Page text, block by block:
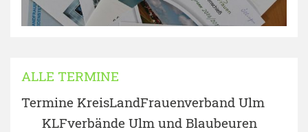
ALLE TERMINE
Termine KreisLandFrauenverband Ulm
KLFverbände Ulm und Blaubeuren